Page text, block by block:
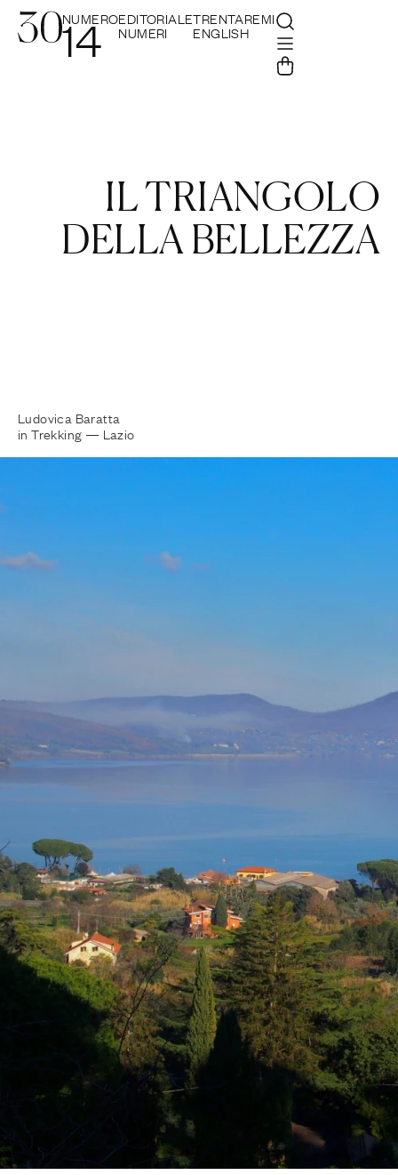
NUMERO
14 EDITORIALE
NUMERI
TRENTAREMI
ENGLISH
IL TRIANGOLO
DELLA BELLEZZA
Ludovica Baratta
in Trekking — Lazio